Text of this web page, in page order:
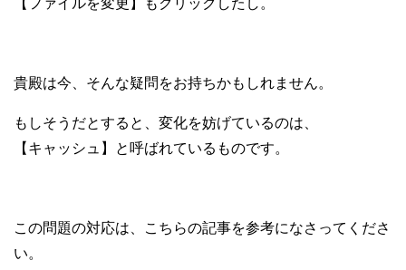
【ファイルを変更】もクリックしたし。
貴殿は今、そんな疑問をお持ちかもしれません。
もしそうだとすると、変化を妨げているのは、
【キャッシュ】と呼ばれているものです。
この問題の対応は、こちらの記事を参考になさってくださ
い。